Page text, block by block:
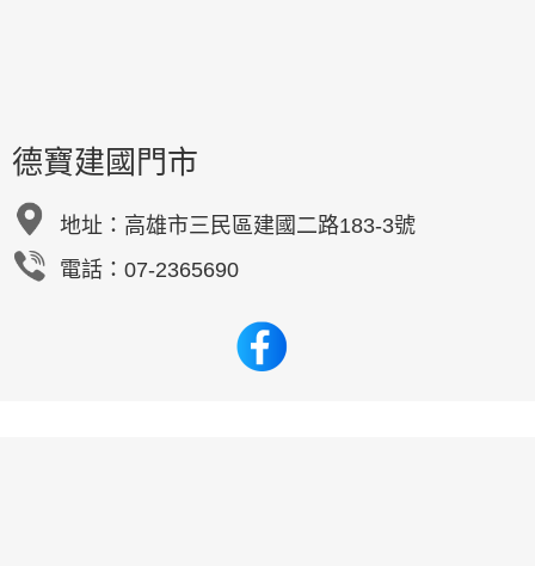
德寶建國門市
地址： 高雄市三民區建國二路183-3號
電話：07-2365690